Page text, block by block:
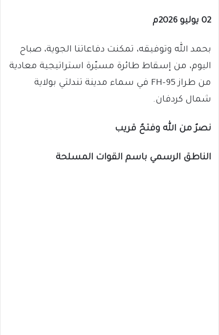
02 يوليو 2026م
بحمد الله وتوفيقه، تمكنت دفاعاتنا الجوية، صباح
اليوم، من إسقاط طائرة مسيّرة استراتيجية معادية
من طراز FH-95 في سماء مدينة تندلتي بولاية
شمال كردفان.
نصرٌ من الله وفتحٌ قريب
الناطق الرسمي باسم القوات المسلحة